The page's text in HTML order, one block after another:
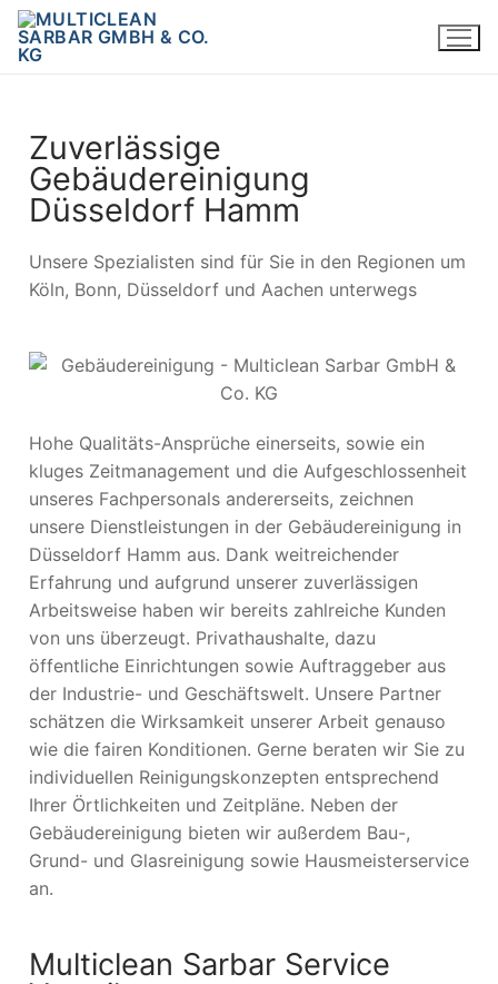
Zuverlässige
Gebäudereinigung
Düsseldorf Hamm
Unsere Spezialisten sind für Sie in den Regionen um
Köln, Bonn, Düsseldorf und Aachen unterwegs
Hohe Qualitäts-Ansprüche einerseits, sowie ein
kluges Zeitmanagement und die Aufgeschlossenheit
unseres Fachpersonals andererseits, zeichnen
unsere Dienstleistungen in der Gebäudereinigung in
Düsseldorf Hamm aus. Dank weitreichender
Erfahrung und aufgrund unserer zuverlässigen
Arbeitsweise haben wir bereits zahlreiche Kunden
von uns überzeugt. Privathaushalte, dazu
öffentliche Einrichtungen sowie Auftraggeber aus
der Industrie- und Geschäftswelt. Unsere Partner
schätzen die Wirksamkeit unserer Arbeit genauso
wie die fairen Konditionen. Gerne beraten wir Sie zu
individuellen Reinigungskonzepten entsprechend
Ihrer Örtlichkeiten und Zeitpläne. Neben der
Gebäudereinigung bieten wir außerdem Bau-,
Grund- und Glasreinigung sowie Hausmeisterservice
an.
Multiclean Sarbar Service